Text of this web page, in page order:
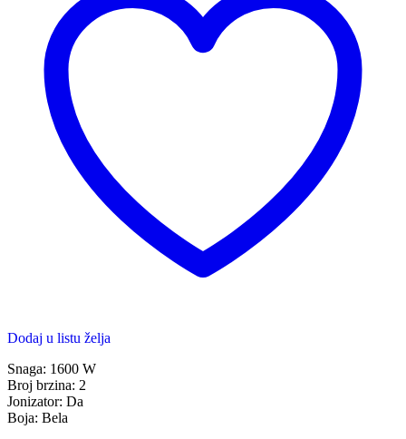
Dodaj u listu želja
Snaga: 1600 W
Broj brzina: 2
Jonizator: Da
Boja: Bela